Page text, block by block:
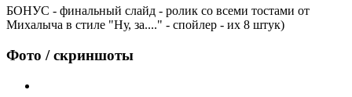
БОНУС - финальный слайд - ролик со всеми тостами от
Михалыча в стиле "Ну, за...." - спойлер - их 8 штук)
Фото / скриншоты